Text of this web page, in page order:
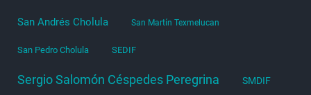
San Andrés Cholula San Martín Texmelucan
San Pedro Cholula SEDIF
Sergio Salomón Céspedes Peregrina SMDIF